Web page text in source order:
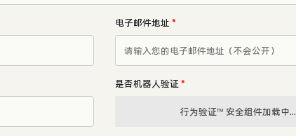
电子邮件地址 *
是否机器人验证 *
行为验证™ 安全组件加载中...